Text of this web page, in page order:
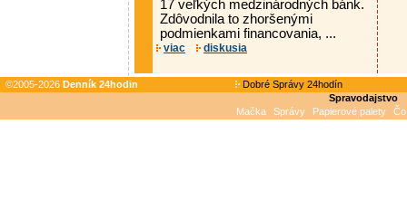
17 veľkých medzinárodných bánk.
Zdôvodnila to zhoršenými
podmienkami financovania, ...
viac diskusia
©2005-2026 Denník 24hodin
Dobré Správy 24hodín
Spravodajstvo
Mačka
Správy Papierové palety